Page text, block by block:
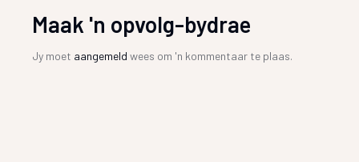
Maak 'n opvolg-bydrae
Jy moet aangemeld wees om 'n kommentaar te plaas.